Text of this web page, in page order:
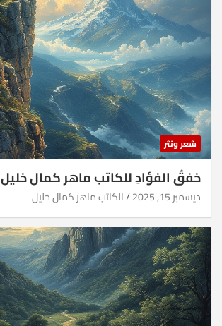
شعر ونثر
خفقُ الفؤادِ للكاتب ماهر كمال خليل
ديسمبر 15, 2025 الكاتب ماهر كمال خليل